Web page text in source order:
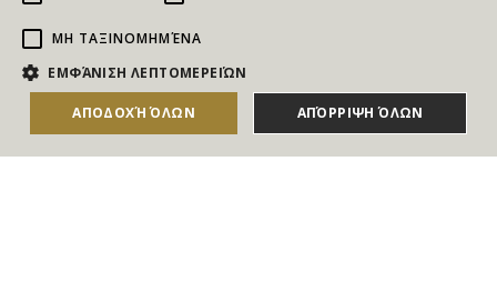
ΑΓΟΡΑΣΕ ΤΟ
NEWSLETTER
Για να ενημερώνεστε άμεσα για τους Διαγωνισμούς, τα
Δώρα, τις Νέες Προσφορές & τις Νέες Δωροεπιταγές
ΜΗ ΤΑΞΙΝΟΜΗΜΈΝΑ
ΕΜΦΆΝΙΣΗ ΛΕΠΤΟΜΕΡΕΙΏΝ
ΑΠΟΔΟΧΉ ΌΛΩΝ ΑΠΌΡΡΙΨΗ ΌΛΩΝ